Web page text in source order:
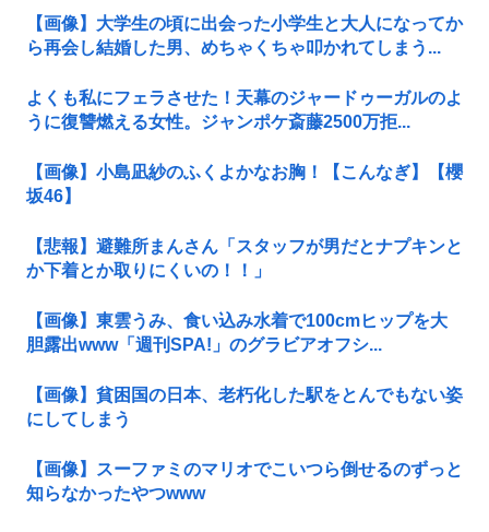
【画像】大学生の頃に出会った小学生と大人になってか
ら再会し結婚した男、めちゃくちゃ叩かれてしまう...
よくも私にフェラさせた！天幕のジャードゥーガルのよ
うに復讐燃える女性。ジャンポケ斎藤2500万拒...
【画像】小島凪紗のふくよかなお胸！【こんなぎ】【櫻
坂46】
【悲報】避難所まんさん「スタッフが男だとナプキンと
か下着とか取りにくいの！！」
【画像】東雲うみ、食い込み水着で100cmヒップを大
胆露出www「週刊SPA!」のグラビアオフシ...
【画像】貧困国の日本、老朽化した駅をとんでもない姿
にしてしまう
【画像】スーファミのマリオでこいつら倒せるのずっと
知らなかったやつwww